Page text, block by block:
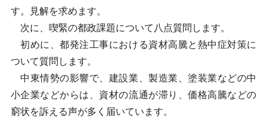
す。見解を求めます。
次に、喫緊の都政課題について八点質問します。
初めに、都発注工事における資材高騰と熱中症対策に
ついて質問します。
中東情勢の影響で、建設業、製造業、塗装業などの中
小企業などからは、資材の流通が滞り、価格高騰などの
窮状を訴える声が多く届いています。